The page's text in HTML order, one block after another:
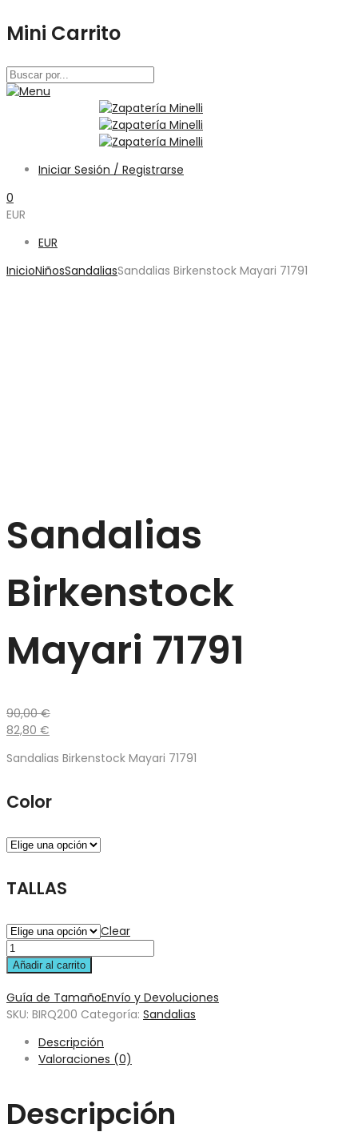
Mini Carrito
Iniciar Sesión / Registrarse
0
EUR
EUR
InicioNiñosSandaliasSandalias Birkenstock Mayari 71791
Sandalias
Birkenstock
Mayari 71791
90,00€
82,80 €
Sandalias Birkenstock Mayari 71791
Color
TALLAS
Clear
Añadir al carrito
Guía de TamañoEnvío y Devoluciones
SKU: BIRQ200 Categoría: Sandalias
Descripción
Valoraciones (0)
Descripción